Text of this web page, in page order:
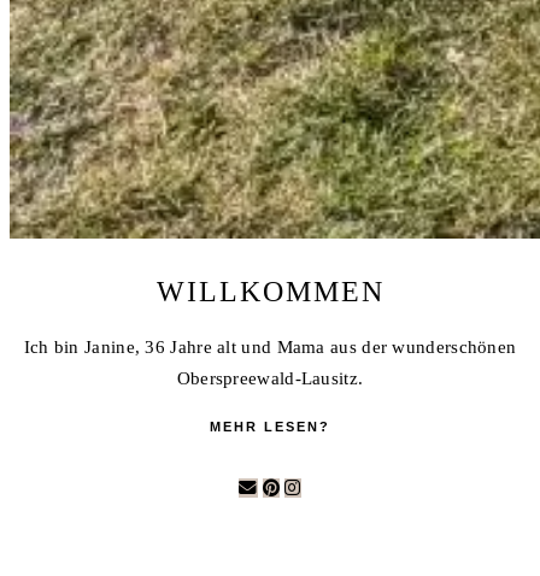
WILLKOMMEN
Ich bin Janine, 36 Jahre alt und Mama aus der wunderschönen
Oberspreewald-Lausitz.
MEHR LESEN?